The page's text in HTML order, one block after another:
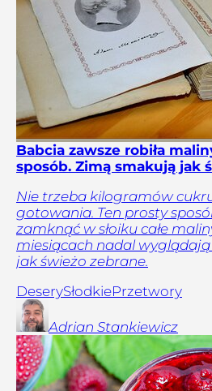
Babcia zawsze robiła
sposób. Zimą smakują jak
Nie trzeba kilogramów
gotowania. Ten prosty
zamknąć w słoiku całe
miesiącach nadal
jak świeżo zebrane.
DeserySłodkiePrzetwory
Adrian Stankiewicz